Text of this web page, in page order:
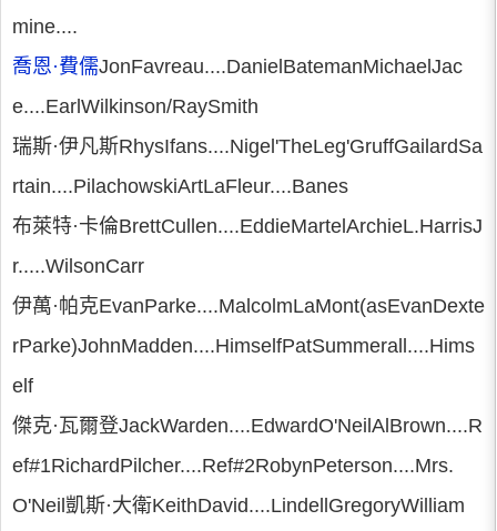
mine....
喬恩·費儒JonFavreau....DanielBatemanMichaelJac
e....EarlWilkinson/RaySmith
瑞斯·伊凡斯RhysIfans....Nigel'TheLeg'GruffGailardSa
rtain....PilachowskiArtLaFleur....Banes
布萊特·卡倫BrettCullen....EddieMartelArchieL.HarrisJ
r.....WilsonCarr
伊萬·帕克EvanParke....MalcolmLaMont(asEvanDexte
rParke)JohnMadden....HimselfPatSummerall....Hims
elf
傑克·瓦爾登JackWarden....EdwardO'NeilAlBrown....R
ef#1RichardPilcher....Ref#2RobynPeterson....Mrs.
O'Neil凱斯·大衛KeithDavid....LindellGregoryWilliam